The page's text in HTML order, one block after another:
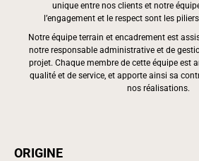
unique entre nos clients et notre
l’engagement et le respect sont les
Notre équipe terrain et encadrement est
notre responsable administrative et de
projet. Chaque membre de cette équipe est
qualité et de service, et apporte ainsi sa
nos réalisations.
ORIGINE